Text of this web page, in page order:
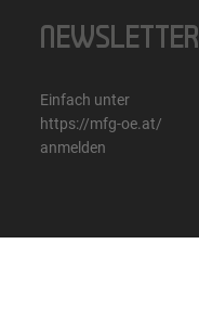
NEWSLETTER
Einfach unter
https://mfg-oe.at/
anmelden